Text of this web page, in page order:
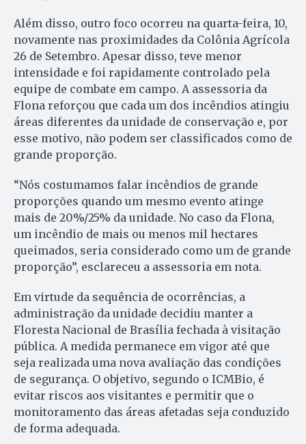
Além disso, outro foco ocorreu na quarta-feira, 10,
novamente nas proximidades da Colônia Agrícola
26 de Setembro. Apesar disso, teve menor
intensidade e foi rapidamente controlado pela
equipe de combate em campo. A assessoria da
Flona reforçou que cada um dos incêndios atingiu
áreas diferentes da unidade de conservação e, por
esse motivo, não podem ser classificados como de
grande proporção.
“Nós costumamos falar incêndios de grande
proporções quando um mesmo evento atinge
mais de 20%/25% da unidade. No caso da Flona,
um incêndio de mais ou menos mil hectares
queimados, seria considerado como um de grande
proporção”, esclareceu a assessoria em nota.
Em virtude da sequência de ocorrências, a
administração da unidade decidiu manter a
Floresta Nacional de Brasília fechada à visitação
pública. A medida permanece em vigor até que
seja realizada uma nova avaliação das condições
de segurança. O objetivo, segundo o ICMBio, é
evitar riscos aos visitantes e permitir que o
monitoramento das áreas afetadas seja conduzido
de forma adequada.